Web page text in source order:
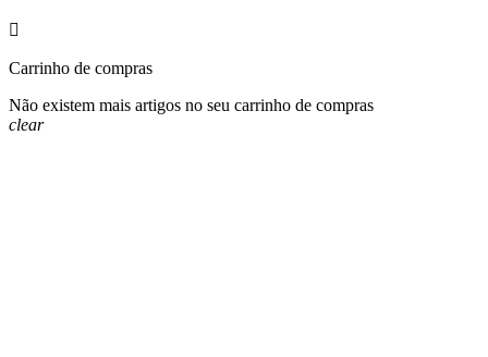

Carrinho de compras
Não existem mais artigos no seu carrinho de compras
clear